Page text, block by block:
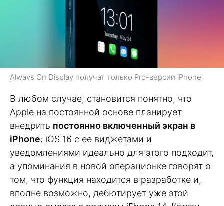
Always On Display получат только Pro-версии iPhone
В любом случае, становится понятно, что
Apple на постоянной основе планирует
внедрить постоянно включенный экран в
iPhone: iOS 16 с ее виджетами и
уведомлениями идеально для этого подходит,
а упоминания в новой операционке говорят о
том, что функция находится в разработке и,
вполне возможно, дебютирует уже этой